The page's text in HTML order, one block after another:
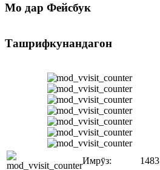
Мо дар Фейсбук
Ташрифкунандагон
Имрӯз:
1483